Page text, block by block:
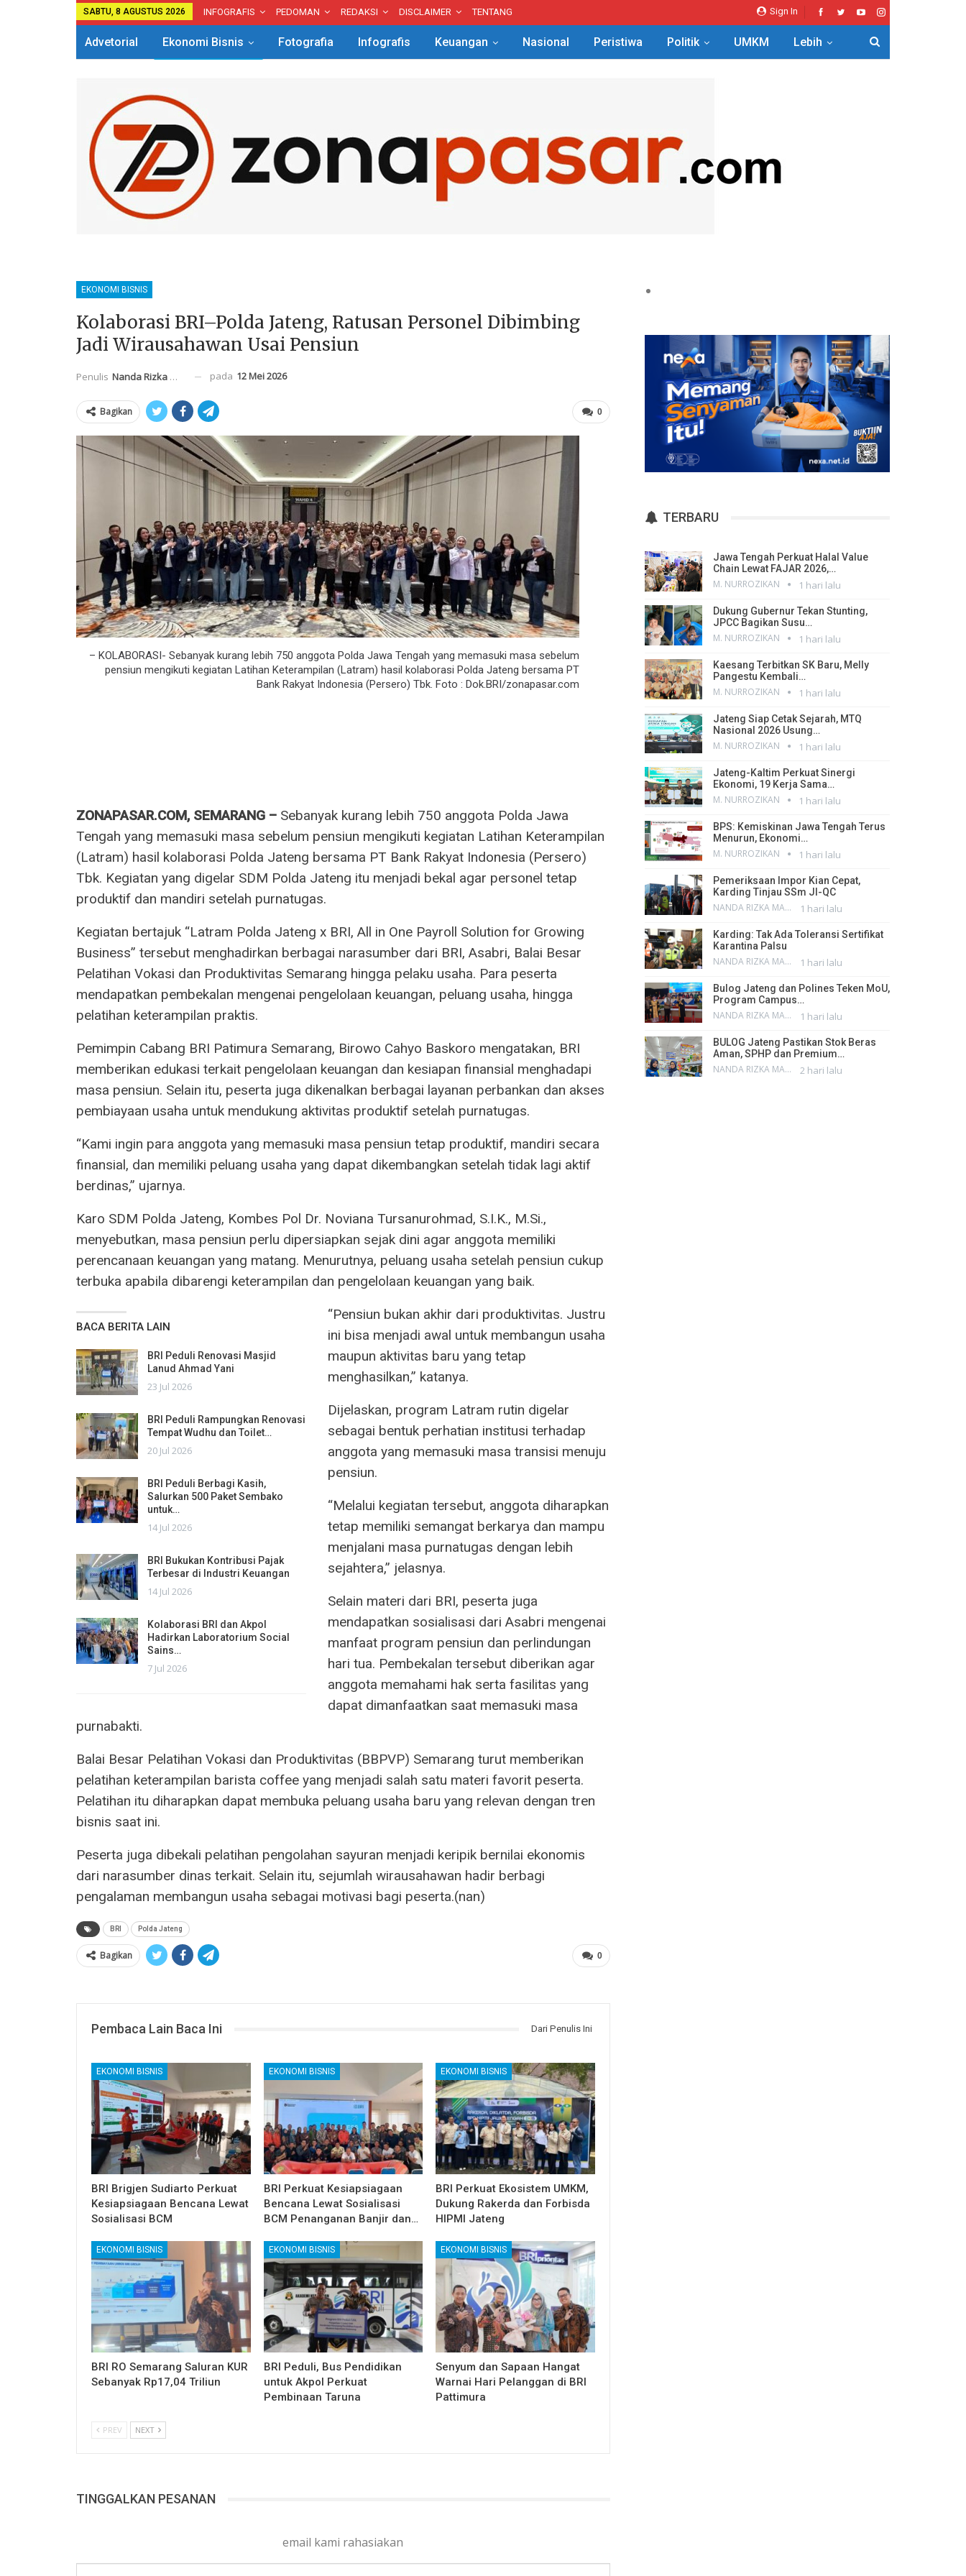
Sign In
SABTU, 8 AGUSTUS 2026 INFOGRAFIS PEDOMAN REDAKSI DISCLAIMER TENTANG
Advetorial Ekonomi Bisnis Fotografia Infografis Keuangan Nasional Peristiwa Politik UMKM Lebih
EKONOMI BISNIS
Kolaborasi BRI–Polda Jateng, Ratusan Personel Dibimbing
Jadi Wirausahawan Usai Pensiun
Penulis Nanda Rizka Mahendra pada 12 Mei 2026
0
Bagikan
– KOLABORASI- Sebanyak kurang lebih 750 anggota Polda Jawa Tengah yang memasuki masa sebelum
pensiun mengikuti kegiatan Latihan Keterampilan (Latram) hasil kolaborasi Polda Jateng bersama PT
Bank Rakyat Indonesia (Persero) Tbk. Foto : Dok.BRI/zonapasar.com
ZONAPASAR.COM, SEMARANG – Sebanyak kurang lebih 750 anggota Polda Jawa
Tengah yang memasuki masa sebelum pensiun mengikuti kegiatan Latihan Keterampilan
(Latram) hasil kolaborasi Polda Jateng bersama PT Bank Rakyat Indonesia (Persero)
Tbk. Kegiatan yang digelar SDM Polda Jateng itu menjadi bekal agar personel tetap
produktif dan mandiri setelah purnatugas.
Kegiatan bertajuk “Latram Polda Jateng x BRI, All in One Payroll Solution for Growing
Business” tersebut menghadirkan berbagai narasumber dari BRI, Asabri, Balai Besar
Pelatihan Vokasi dan Produktivitas Semarang hingga pelaku usaha. Para peserta
mendapatkan pembekalan mengenai pengelolaan keuangan, peluang usaha, hingga
pelatihan keterampilan praktis.
Pemimpin Cabang BRI Patimura Semarang, Birowo Cahyo Baskoro mengatakan, BRI
memberikan edukasi terkait pengelolaan keuangan dan kesiapan finansial menghadapi
masa pensiun. Selain itu, peserta juga dikenalkan berbagai layanan perbankan dan akses
pembiayaan usaha untuk mendukung aktivitas produktif setelah purnatugas.
“Kami ingin para anggota yang memasuki masa pensiun tetap produktif, mandiri secara
finansial, dan memiliki peluang usaha yang dapat dikembangkan setelah tidak lagi aktif
berdinas,” ujarnya.
Karo SDM Polda Jateng, Kombes Pol Dr. Noviana Tursanurohmad, S.I.K., M.Si.,
menyebutkan, masa pensiun perlu dipersiapkan sejak dini agar anggota memiliki
perencanaan keuangan yang matang. Menurutnya, peluang usaha setelah pensiun cukup
terbuka apabila dibarengi keterampilan dan pengelolaan keuangan yang baik.
BACA BERITA LAIN
BRI Peduli Renovasi Masjid
Lanud Ahmad Yani
23 Jul 2026
BRI Peduli Rampungkan Renovasi
Tempat Wudhu dan Toilet…
20 Jul 2026
BRI Peduli Berbagi Kasih,
Salurkan 500 Paket Sembako
untuk…
14 Jul 2026
BRI Bukukan Kontribusi Pajak
Terbesar di Industri Keuangan
14 Jul 2026
Kolaborasi BRI dan Akpol
Hadirkan Laboratorium Social
Sains…
7 Jul 2026
“Pensiun bukan akhir dari produktivitas. Justru
ini bisa menjadi awal untuk membangun usaha
maupun aktivitas baru yang tetap
menghasilkan,” katanya.
Dijelaskan, program Latram rutin digelar
sebagai bentuk perhatian institusi terhadap
anggota yang memasuki masa transisi menuju
pensiun.
“Melalui kegiatan tersebut, anggota diharapkan
tetap memiliki semangat berkarya dan mampu
menjalani masa purnatugas dengan lebih
sejahtera,” jelasnya.
Selain materi dari BRI, peserta juga
mendapatkan sosialisasi dari Asabri mengenai
manfaat program pensiun dan perlindungan
hari tua. Pembekalan tersebut diberikan agar
anggota memahami hak serta fasilitas yang
dapat dimanfaatkan saat memasuki masa
purnabakti.
Balai Besar Pelatihan Vokasi dan Produktivitas (BBPVP) Semarang turut memberikan
pelatihan keterampilan barista coffee yang menjadi salah satu materi favorit peserta.
Pelatihan itu diharapkan dapat membuka peluang usaha baru yang relevan dengan tren
bisnis saat ini.
Peserta juga dibekali pelatihan pengolahan sayuran menjadi keripik bernilai ekonomis
dari narasumber dinas terkait. Selain itu, sejumlah wirausahawan hadir berbagi
pengalaman membangun usaha sebagai motivasi bagi peserta.(nan)
BRI Polda Jateng
0
Bagikan
Pembaca Lain Baca Ini Dari Penulis Ini
EKONOMI BISNIS
BRI Brigjen Sudiarto Perkuat
Kesiapsiagaan Bencana Lewat
Sosialisasi BCM
EKONOMI BISNIS
BRI Perkuat Kesiapsiagaan
Bencana Lewat Sosialisasi
BCM Penanganan Banjir dan…
EKONOMI BISNIS
BRI Perkuat Ekosistem UMKM,
Dukung Rakerda dan Forbisda
HIPMI Jateng
EKONOMI BISNIS
BRI RO Semarang Saluran KUR
Sebanyak Rp17,04 Triliun
EKONOMI BISNIS
BRI Peduli, Bus Pendidikan
untuk Akpol Perkuat
Pembinaan Taruna
EKONOMI BISNIS
Senyum dan Sapaan Hangat
Warnai Hari Pelanggan di BRI
Pattimura
PREV NEXT
TINGGALKAN PESANAN
email kami rahasiakan
TERBARU
Jawa Tengah Perkuat Halal Value
Chain Lewat FAJAR 2026,…
M. NURROZIKAN 1 hari lalu
Dukung Gubernur Tekan Stunting,
JPCC Bagikan Susu…
M. NURROZIKAN 1 hari lalu
Kaesang Terbitkan SK Baru, Melly
Pangestu Kembali…
M. NURROZIKAN 1 hari lalu
Jateng Siap Cetak Sejarah, MTQ
Nasional 2026 Usung…
M. NURROZIKAN 1 hari lalu
Jateng-Kaltim Perkuat Sinergi
Ekonomi, 19 Kerja Sama…
M. NURROZIKAN 1 hari lalu
BPS: Kemiskinan Jawa Tengah Terus
Menurun, Ekonomi…
M. NURROZIKAN 1 hari lalu
Pemeriksaan Impor Kian Cepat,
Karding Tinjau SSm JI-QC
NANDA RIZKA MAHENDRA 1 hari lalu
Karding: Tak Ada Toleransi Sertifikat
Karantina Palsu
NANDA RIZKA MAHENDRA 1 hari lalu
Bulog Jateng dan Polines Teken MoU,
Program Campus…
NANDA RIZKA MAHENDRA 1 hari lalu
BULOG Jateng Pastikan Stok Beras
Aman, SPHP dan Premium…
NANDA RIZKA MAHENDRA 2 hari lalu